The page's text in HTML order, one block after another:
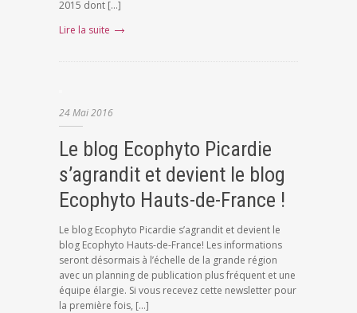
2015 dont […]
Lire la suite
24Mai2016
Le blog Ecophyto Picardie
s’agrandit et devient le blog
Ecophyto Hauts-de-France !
Le blog Ecophyto Picardie s’agrandit et devient le
blog Ecophyto Hauts-de-France! Les informations
seront désormais à l’échelle de la grande région
avec un planning de publication plus fréquent et une
équipe élargie. Si vous recevez cette newsletter pour
la première fois, […]